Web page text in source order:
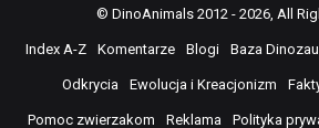
© DinoAnimals2012 - 2026, All
Index A-Z Komentarze Blogi Baza
Odkrycia Ewolucja i Kreacjonizm
Pomoc zwierzakom Reklama Polityka